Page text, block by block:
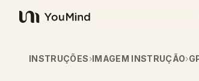
YouMind
INSTRUÇÕES›IMAGEM INSTRUÇÃO›